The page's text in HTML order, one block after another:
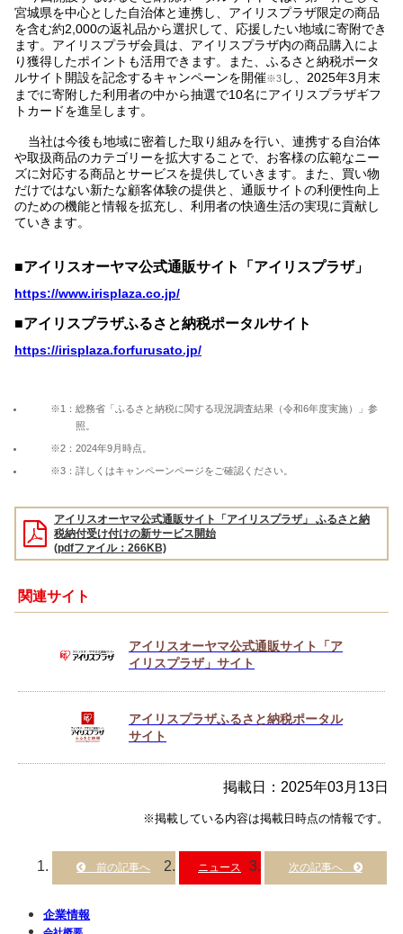
宮城県を中心とした自治体と連携し、アイリスプラザ限定の商品
を含む約2,000の返礼品から選択して、応援したい地域に寄附でき
ます。アイリスプラザ会員は、アイリスプラザ内の商品購入によ
り獲得したポイントも活用できます。また、ふるさと納税ポータ
ルサイト開設を記念するキャンペーンを開催※3 し、2025年3月末
までに寄附した利用者の中から抽選で10名にアイリスプラザギフ
トカードを進呈します。
当社は今後も地域に密着した取り組みを行い、連携する自治体
や取扱商品のカテゴリーを拡大することで、お客様の広範なニー
ズに対応する商品とサービスを提供していきます。また、買い物
だけではない新たな顧客体験の提供と、通販サイトの利便性向上
のための機能と情報を拡充し、利用者の快適生活の実現に貢献し
ていきます。
■アイリスオーヤマ公式通販サイト「アイリスプラザ」
https://www.irisplaza.co.jp/
■アイリスプラザふるさと納税ポータルサイト
https://irisplaza.forfurusato.jp/
※1：総務省「ふるさと納税に関する現況調査結果（令和6年度実施）」参
照。
※2：2024年9月時点。
※3：詳しくはキャンペーンページをご確認ください。
アイリスオーヤマ公式通販サイト「アイリスプラザ」 ふるさと納
税納付受け付けの新サービス開始
(pdfファイル：266KB)
関連サイト
アイリスオーヤマ公式通販サイト「ア
イリスプラザ」サイト
アイリスプラザふるさと納税ポータル
サイト
掲載日：2025年03月13日
※掲載している内容は掲載日時点の情報です。
ニュース
企業情報